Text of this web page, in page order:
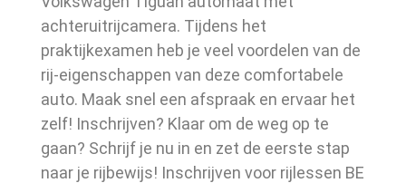
achteruitrijcamera. Tijdens het
praktijkexamen heb je veel voordelen van de
rij-eigenschappen van deze comfortabele
auto. Maak snel een afspraak en ervaar het
zelf! Inschrijven? Klaar om de weg op te
gaan? Schrijf je nu in en zet de eerste stap
naar je rijbewijs! Inschrijven voor rijlessen BE